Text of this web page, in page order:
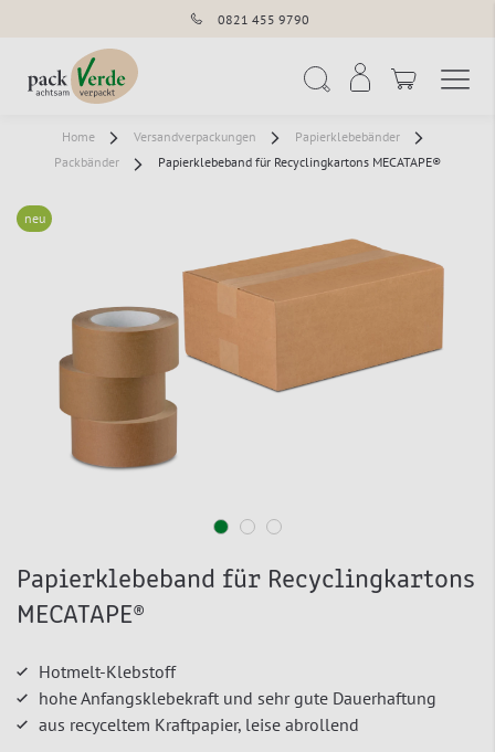
0821 455 9790
Home Versandverpackungen
Papierklebebänder
Packbänder
Papierklebeband für Recyclingkartons MECATAPE®
neu
Papierklebeband für Recyclingkartons
MECATAPE®
Hotmelt-Klebstoff
hohe Anfangsklebekraft und sehr gute Dauerhaftung
aus recyceltem Kraftpapier, leise abrollend